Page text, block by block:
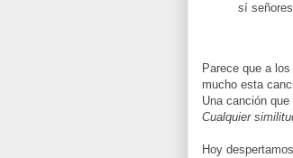
sí
Parece que a
mucho esta
Una canción
Cualquier
Hoy